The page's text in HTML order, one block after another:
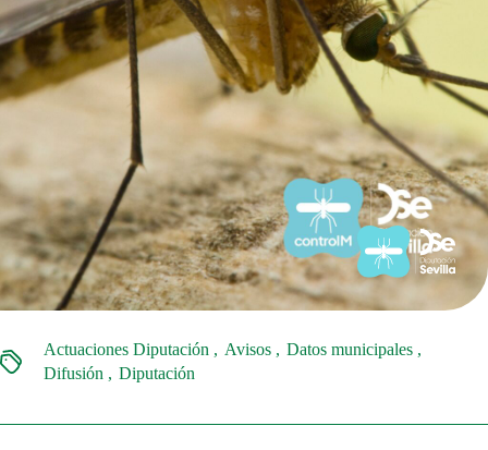
Actuaciones Diputación Avisos
Datos municipales
Difusión
Diputación